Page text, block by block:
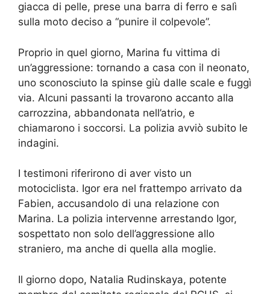
giacca di pelle, prese una barra di ferro e salì
sulla moto deciso a “punire il colpevole”.
Proprio in quel giorno, Marina fu vittima di
un’aggressione: tornando a casa con il neonato,
uno sconosciuto la spinse giù dalle scale e fuggì
via. Alcuni passanti la trovarono accanto alla
carrozzina, abbandonata nell’atrio, e
chiamarono i soccorsi. La polizia avviò subito le
indagini.
I testimoni riferirono di aver visto un
motociclista. Igor era nel frattempo arrivato da
Fabien, accusandolo di una relazione con
Marina. La polizia intervenne arrestando Igor,
sospettato non solo dell’aggressione allo
straniero, ma anche di quella alla moglie.
Il giorno dopo, Natalia Rudinskaya, potente